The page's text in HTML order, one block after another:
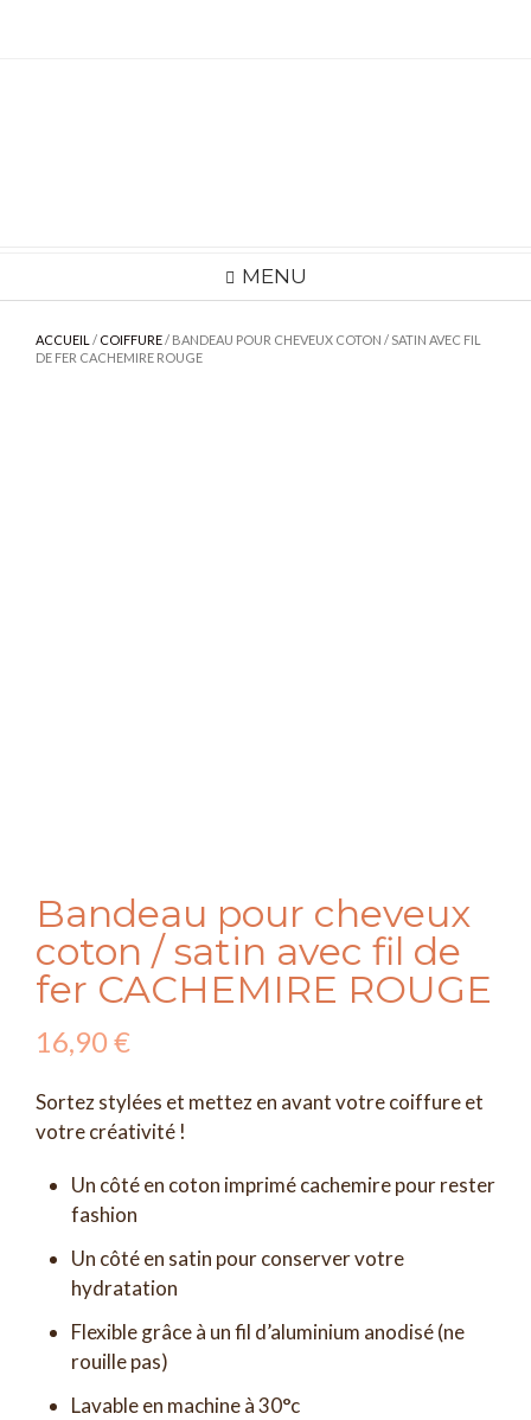
MENU
ACCUEIL / COIFFURE/ BANDEAU POUR CHEVEUX COTON / SATIN AVEC FIL
DE FER CACHEMIRE ROUGE
Bandeau pour cheveux
coton / satin avec fil de
fer CACHEMIRE ROUGE
16,90€
Sortez stylées et mettez en avant votre coiffure et
votre créativité !
Un côté en coton imprimé cachemire pour rester
fashion
Un côté en satin pour conserver votre
hydratation
Flexible grâce à un fil d’aluminium anodisé (ne
rouille pas)
Lavable en machine à 30°c